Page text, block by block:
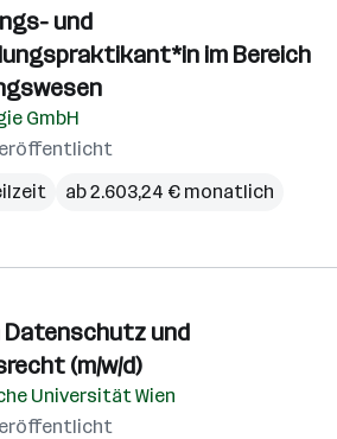
und
im Bereich
GmbH
ab 2.603,24 € monatlich
und
(m/w/d)
Universität Wien